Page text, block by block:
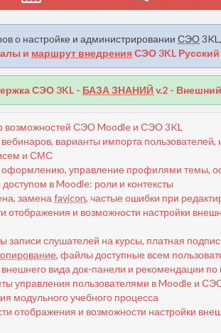
о настройке и администрировании СЭО
и маршрут внедренияСЭО 3KL
СЭО 3KL - БАЗА ЗНАНИЙ v.2 -
возможностей СЭО Moodle и СЭО 3KL
вебинаров, варианты импорта пользователей,
и СМС
управление профилями темы,
в Moodle: роли и контексты
заменаfavicon, частые ошибки при
отображения и возможности настройки
записи слушателей на курсы, платная
, файлы доступные всем
вида док-панели и рекомендации по
управления пользователями в Moodle и
модульного учебного процесса
отображения и возможности настройки